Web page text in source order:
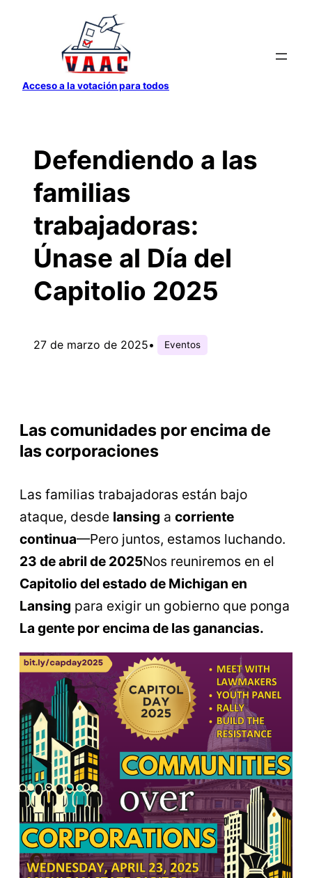
contenido
Acceso a la votación para todos
Defendiendo a las
familias
trabajadoras:
Únase al Día del
Capitolio 2025
27 de marzo de 2025• Eventos
Las comunidades por encima de
las corporaciones
Las familias trabajadoras están bajo
ataque, desde lansing a corriente
continua—Pero juntos, estamos luchando.
23 de abril de 2025Nos reuniremos en el
Capitolio del estado de Michigan en
Lansing para exigir un gobierno que ponga
La gente por encima de las ganancias.